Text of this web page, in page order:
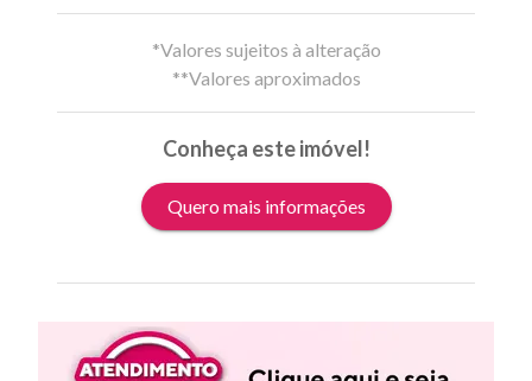
*Valores sujeitos à alteração
**Valores aproximados
Conheça este imóvel!
Quero mais informações